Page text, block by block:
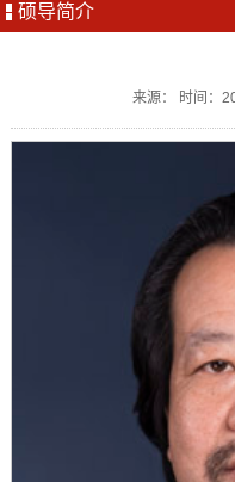
硕导简介
来源： 时间：